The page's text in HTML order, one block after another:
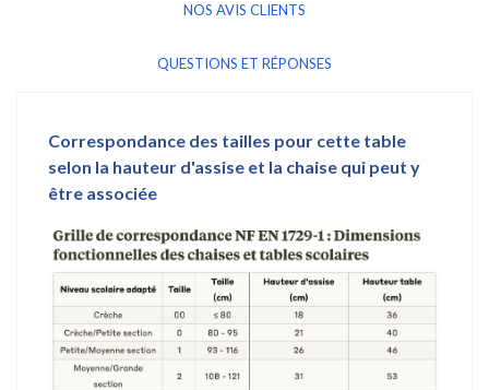
NOS AVIS CLIENTS
QUESTIONS ET RÉPONSES
Correspondance des tailles pour cette table
selon la hauteur d'assise et la chaise qui peut y
être associée